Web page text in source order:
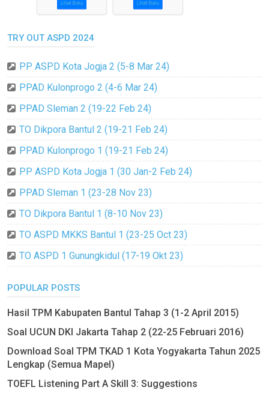
TRY OUT ASPD 2024
PP ASPD Kota Jogja 2 (5-8 Mar 24)
PPAD Kulonprogo 2 (4-6 Mar 24)
PPAD Sleman 2 (19-22 Feb 24)
TO Dikpora Bantul 2 (19-21 Feb 24)
PPAD Kulonprogo 1 (19-21 Feb 24)
PP ASPD Kota Jogja 1 (30 Jan-2 Feb 24)
PPAD Sleman 1 (23-28 Nov 23)
TO Dikpora Bantul 1 (8-10 Nov 23)
TO ASPD MKKS Bantul 1 (23-25 Oct 23)
TO ASPD 1 Gunungkidul (17-19 Okt 23)
POPULAR POSTS
Hasil TPM Kabupaten Bantul Tahap 3 (1-2 April 2015)
Soal UCUN DKI Jakarta Tahap 2 (22-25 Februari 2016)
Download Soal TPM TKAD 1 Kota Yogyakarta Tahun 2025
Lengkap (Semua Mapel)
TOEFL Listening Part A Skill 3: Suggestions